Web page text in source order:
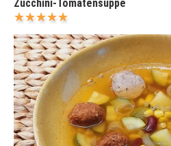
Zucchini-Tomatensuppe